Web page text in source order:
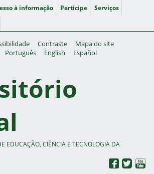
à informação Participe
Serviços
Contraste
Mapa do site
Português
English Español
EDUCAÇÃO, CIÊNCIA E TECNOLOGIA DA